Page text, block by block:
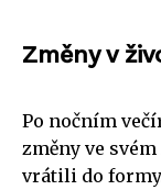
Změny v
Po nočním
změny ve
vrátili do